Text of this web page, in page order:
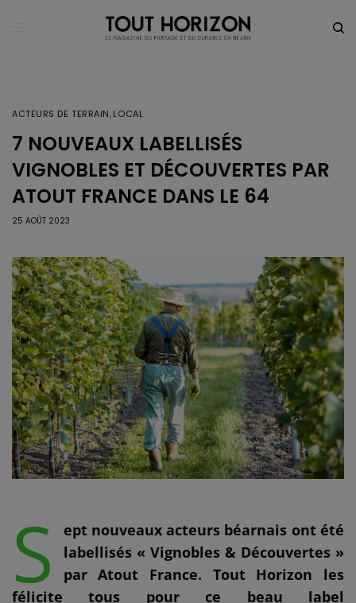
ACTEURS DE TERRAIN,LOCAL
7 NOUVEAUX LABELLISÉS
VIGNOBLES ET DÉCOUVERTES PAR
ATOUT FRANCE DANS LE 64
25 AOÛT 2023
S
ept nouveaux acteurs béarnais ont été
labellisés « Vignobles & Découvertes »
par Atout France. Tout Horizon les
félicite tous pour ce beau label